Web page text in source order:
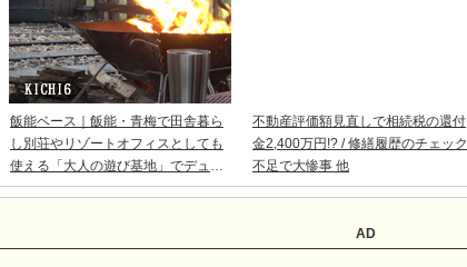
飯能ベース｜飯能・青梅で田舎暮ら
し別荘やリゾートオフィスとしても
使える「大人の遊び基地」でデュア
ルライフ
不動産評価額見直しで相続税の還付
金2,400万円!? / 修繕履歴のチェック
不足で大惨事 他
AD